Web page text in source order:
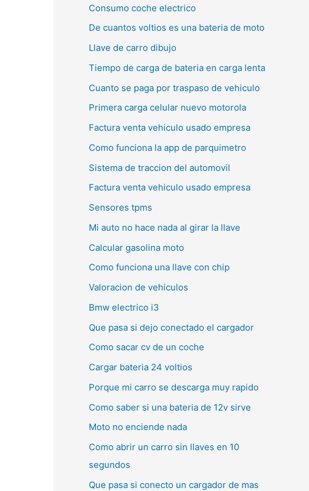
Consumo coche electrico
De cuantos voltios es una bateria de moto
Llave de carro dibujo
Tiempo de carga de bateria en carga lenta
Cuanto se paga por traspaso de vehiculo
Primera carga celular nuevo motorola
Factura venta vehiculo usado empresa
Como funciona la app de parquimetro
Sistema de traccion del automovil
Factura venta vehiculo usado empresa
Sensores tpms
Mi auto no hace nada al girar la llave
Calcular gasolina moto
Como funciona una llave con chip
Valoracion de vehiculos
Bmw electrico i3
Que pasa si dejo conectado el cargador
Como sacar cv de un coche
Cargar bateria 24 voltios
Porque mi carro se descarga muy rapido
Como saber si una bateria de 12v sirve
Moto no enciende nada
Como abrir un carro sin llaves en 10
segundos
Que pasa si conecto un cargador de mas